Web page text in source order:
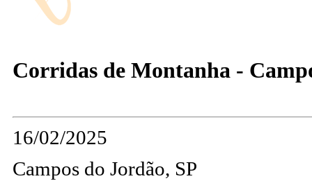
Corridas de Montanha -
16/02/2025
Campos do Jordão, SP